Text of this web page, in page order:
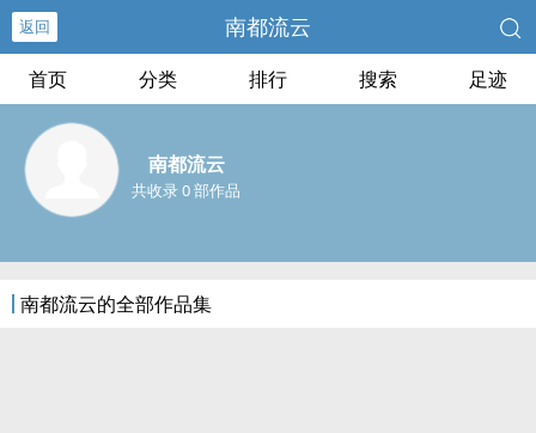
返回 南都流云
首页 分类 排行 搜索 足迹
南都流云
共收录 0 部作品
南都流云的全部作品集